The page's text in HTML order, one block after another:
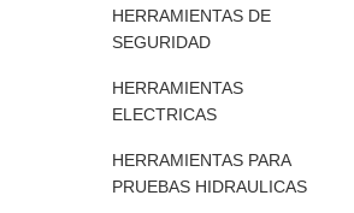
HERRAMIENTAS DE
SEGURIDAD
HERRAMIENTAS
ELECTRICAS
HERRAMIENTAS PARA
PRUEBAS HIDRAULICAS